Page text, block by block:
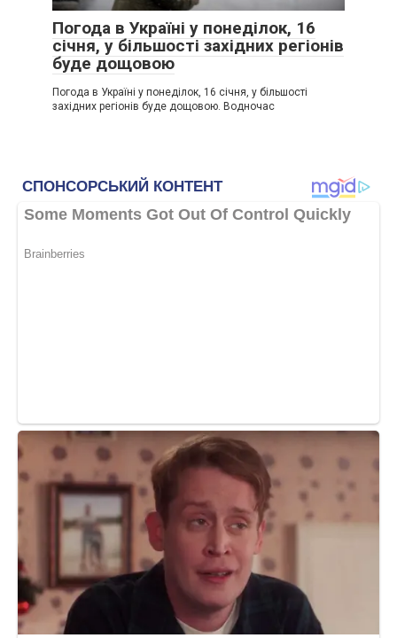
Погода в Україні у понеділок, 16
січня, у більшості західних регіонів
буде дощовою
Погода в Україні у понеділок, 16 січня, у більшості
західних регіонів буде дощовою. Водночас